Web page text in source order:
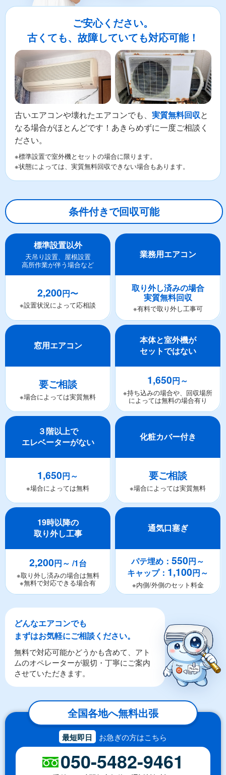
ご安心ください。
古くても、故障していても対応可能！
古いエアコンや壊れたエアコンでも、 実質無料回収と
なる場合がほとんどです！あきらめずに一度ご相談く
ださい。
※標準設置で室外機とセットの場合に限ります。
※状態によっては、実質無料回収できない場合もあります。
条件付きで回収可能
標準設置以外
天吊り設置、屋根設置
高所作業が伴う場合など
2,200円〜
※設置状況によって応相談
業務用エアコン
取り外し済みの場合
実質無料回収
※有料で取り外し工事可
窓用エアコン
要ご相談
※場合によっては実質無料
本体と室外機が
セットではない
1,650円～
※持ち込みの場合や、回収場所
によっては無料の場合有り
３階以上で
エレベーターがない
1,650円～
※場合によっては無料
化粧カバー付き
要ご相談
※場合によっては実質無料
19時以降の
取り外し工事
2,200円～ /1台
※取り外し済みの場合は無料
※無料で対応できる場合有
通気口塞ぎ
パテ埋め：550円～
キャップ： 1,100円～
※内側/外側のセット料金
どんなエアコンでも
まずはお気軽にご相談ください。
無料で対応可能かどうかも含めて、アト
ムのオペレーターが親切・丁寧にご案内
させていただきます。
全国各地へ無料出張
最短即日 お急ぎの方はこちら
050-5482-9461